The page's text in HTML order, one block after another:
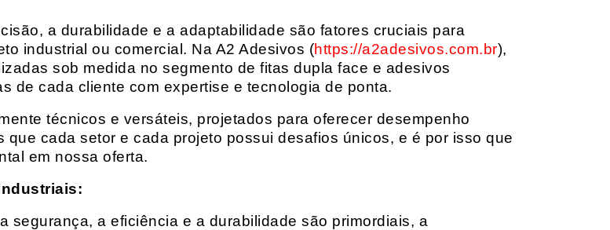
a durabilidade e a adaptabilidade são fatores cruciais para
industrial ou comercial. Na A2 Adesivos (https://a2adesivos.com.br),
sob medida no segmento de fitas dupla face e adesivos
de cada cliente com expertise e tecnologia de ponta.
técnicos e versáteis, projetados para oferecer desempenho
cada setor e cada projeto possui desafios únicos, e é por isso que
em nossa oferta.
segurança, a eficiência e a durabilidade são primordiais, a